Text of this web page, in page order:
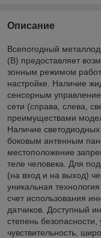
Описание
Всепогодный
(B) предоставляет
зонным режимом
настройке. Наличие
сенсорным
сети (справа, слева,
преимуществами
Наличие
боковым антенным
местоположение
теле человека. Для
(на вход и на выход)
уникальная
счет использования
датчиков. Доступный
степень
чувствительность,